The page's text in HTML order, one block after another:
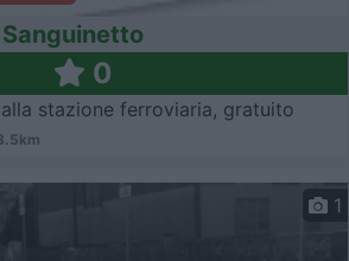
0
stazione ferroviaria, gratuito
1